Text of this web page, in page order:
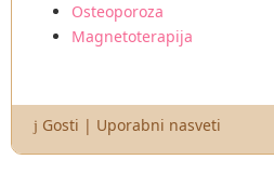
Osteoporoza
Magnetoterapija
Gosti | Uporabni nasveti